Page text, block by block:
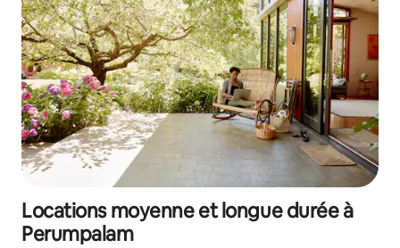
Locations moyenne et longue durée à
Perumpalam